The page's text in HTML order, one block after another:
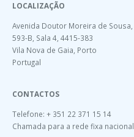
LOCALIZAÇÃO
Avenida Doutor Moreira de Sousa,
593-B, Sala 4, 4415-383
Vila Nova de Gaia, Porto
Portugal
CONTACTOS
Telefone: + 351 22 371 15 14
Chamada para a rede fixa nacional